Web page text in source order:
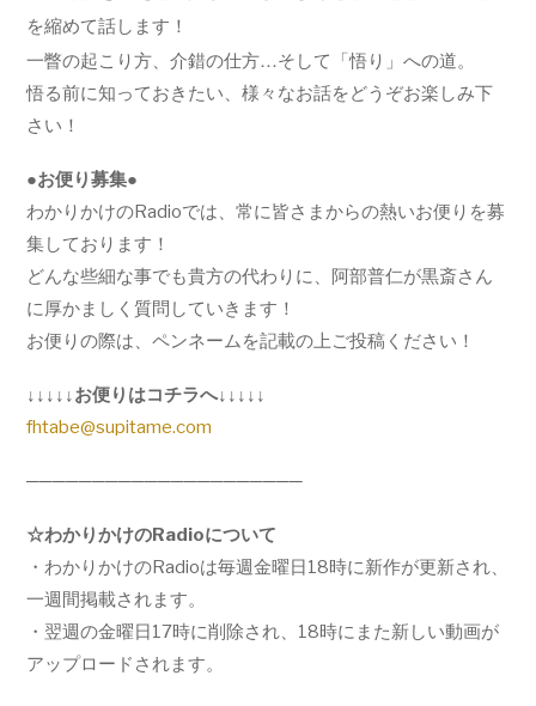
を縮めて話します！
一瞥の起こり方、介錯の仕方…そして「悟り」への道。
悟る前に知っておきたい、様々なお話をどうぞお楽しみ下
さい！
●お便り募集●
わかりかけのRadioでは、常に皆さまからの熱いお便りを募
集しております！
どんな些細な事でも貴方の代わりに、 阿部普仁が黒斎さん
に厚かましく質問していきます！
お便りの際は、ペンネームを記載の上ご投稿ください！
↓↓↓↓↓お便りはコチラへ↓↓↓↓↓
fhtabe@supitame.com
─────────────────────
☆わかりかけのRadioについて
・わかりかけのRadioは毎週金曜日18時に新作が更新され、
一週間掲載されます。
・翌週の金曜日17時に削除され、 18時にまた新しい動画が
アップロードされます。